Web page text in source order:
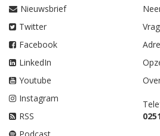
Nieuwsbrief
Twitter
Facebook
LinkedIn
Youtube
Instagram
RSS